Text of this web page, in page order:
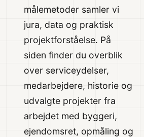
målemetoder samler vi
jura, data og praktisk
projektforståelse. På
siden finder du overblik
over serviceydelser,
medarbejdere, historie og
udvalgte projekter fra
arbejdet med byggeri,
ejendomsret, opmåling og